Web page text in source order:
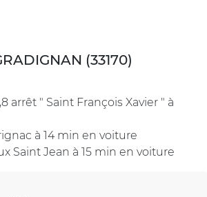
(33170)
arrêt " Saint François Xavier " à
à 14 min en voiture
Saint Jean à 15 min en voiture